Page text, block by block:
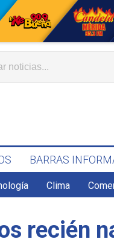
BARRAS
Clima
recién